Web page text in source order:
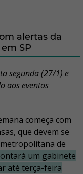
alertas da
SP
segunda (27/1) e
aos eventos
começa com
que devem se
de
um gabinete
até terça-feira